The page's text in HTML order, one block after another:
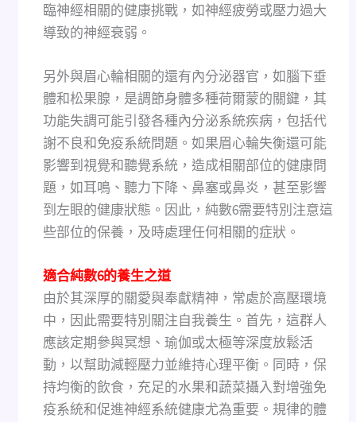
臨神經相關的健康挑戰，如神經疲勞或壓力過大
導致的神經衰弱。
另外與眉心輪相關的還有內分泌器官，如腦下垂
體和松果腺，是調節身體多種荷爾蒙的關鍵，其
功能失調可能引發各種內分泌系統疾病，包括代
謝不良和免疫系統問題。如果眉心輪失衡還可能
影響到視覺和聽覺系統，造成相關部位的健康問
題，如耳鳴、聽力下降、鼻塞或鼻炎，甚至影響
到左眼的健康狀態。因此，純數6需要特別注意這
些部位的保養，及時處理任何相關的症狀。
適合純數6的養生之道
由於其深厚的關愛與奉獻精神，常處於高壓環境
中，因此需要特別關注自我養生。首先，這群人
應該定期參與冥想、瑜伽或太極等深度放鬆活
動，以幫助減輕壓力並維持心理平衡。同時，保
持均衡的飲食，充足的水果和蔬菜攝入對增強免
疫系統和促進神經系統健康尤為重要。規律的體